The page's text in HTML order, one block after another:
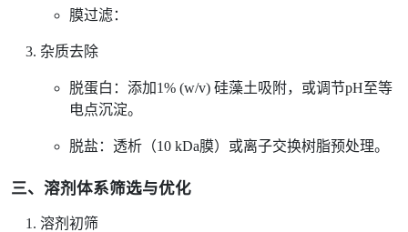
膜过滤：
杂质去除
脱蛋白：添加1% (w/v) 硅藻土吸附，或调节pH至等
电点沉淀。
脱盐：透析（10 kDa膜）或离子交换树脂预处理。
三、溶剂体系筛选与优化
溶剂初筛